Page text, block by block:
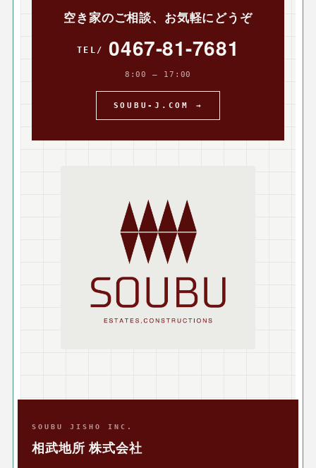
空き家のご相談、お気軽にどうぞ
0467-81-7681
8:00 — 17:00
SOUBU-J.COM →
SOUBU JISHO INC.
相武地所 株式会社